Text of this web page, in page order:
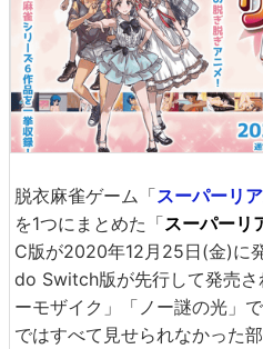
脱衣麻雀ゲーム「スーパーリ
を1つにまとめた「スーパーリ
C版が2020年12月25日(金)に
do Switch版が先行して発売さ
ーモザイク」「ノー謎の光」
ではすべて見せられなかった